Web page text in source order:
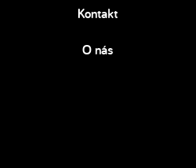
Kontakt
O nás